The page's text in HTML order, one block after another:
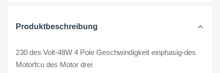
Produktbeschreibung
230 des Volt-48W 4 Pole Geschwindigkeit einphasig-des
Motorfcu des Motor drei